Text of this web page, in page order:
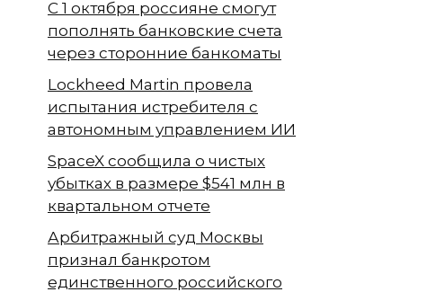
С 1 октября россияне смогут
пополнять банковские счета
через сторонние банкоматы
Lockheed Martin провела
испытания истребителя с
автономным управлением ИИ
SpaceX сообщила о чистых
убытках в размере $541 млн в
квартальном отчете
Арбитражный суд Москвы
признал банкротом
единственного российского